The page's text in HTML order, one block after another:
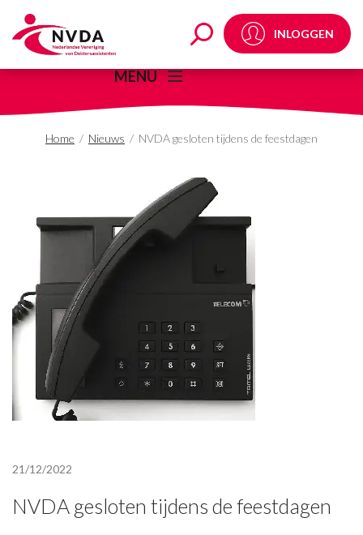
NVDA gesloten INLOGGEN
MENU
Home / Nieuws / NVDA gesloten tijdens de feestdagen
21/12/2022
NVDA gesloten tijdens de feestdagen